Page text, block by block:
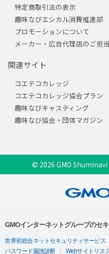
特定商取引法の表示
趣味なびエシカル消費推進部
プロモーションについて
メーカー・広告代理店のご担
関連サイト
コエテコカレッジ
コエテコカレッジ協会プラン
趣味なびキャスティング
趣味なび協会・団体マガジン
© 2026 GMO